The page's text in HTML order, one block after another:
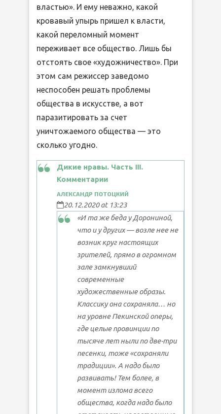
властью». И ему неважно, какой
кровавый упырь пришел к власти,
какой переломный момент
переживает все общество. Лишь бы
отстоять свое «художничество». При
этом сам режиссер заведомо
неспособен решать проблемы
общества в искусстве, а вот
паразитировать за счет
уничтожаемого общества — это
сколько угодно.
Дикие нравы. Часть III.
Комментарии
АЛЕКСАНДР ПОТОЦКИЙ
20.12.2020 at 13:23
«И та же беда у Дорониной,
что и у других — возле нее не
возник круг настоящих
зрителей, прямо в огромном
зале замкнувший
современные
художественные образы.
Классику она сохраняла… но
на уровне Пекинской оперы,
где целые провинции по
тысяче лет ныли по две-три
песенки, тоже «сохраняли
традиции». А надо было
развивать! Тем более, в
момент излома всего
общества, когда надо было